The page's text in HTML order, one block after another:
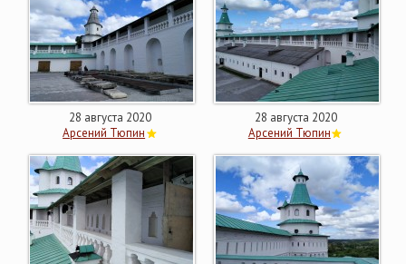
28 августа 2020
Арсений Тюпин
28 августа 2020
Арсений Тюпин